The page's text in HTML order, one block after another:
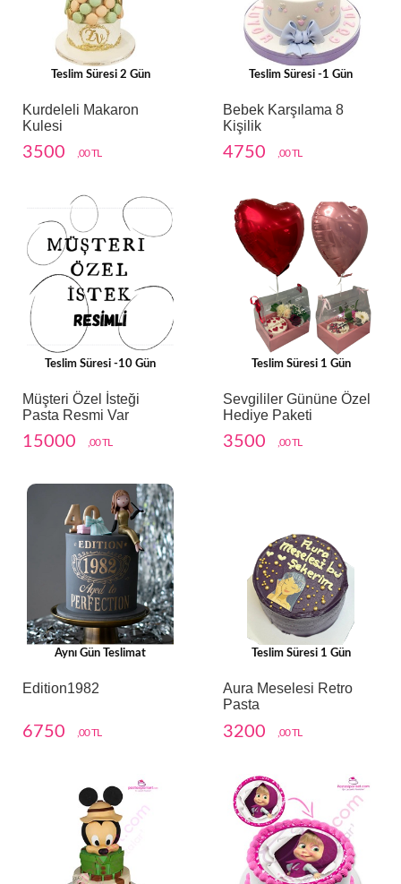
Teslim Süresi 2 Gün
Kurdeleli Makaron
Kulesi
3500 ,00 TL
Teslim Süresi -1 Gün
Bebek Karşılama 8
Kişilik
4750 ,00 TL
Teslim Süresi -10 Gün
Müşteri Özel İsteği
Pasta Resmi Var
15000 ,00 TL
Teslim Süresi 1 Gün
Sevgililer Gününe Özel
Hediye Paketi
3500 ,00 TL
Aynı Gün Teslimat
Edition1982
6750 ,00 TL
Teslim Süresi 1 Gün
Aura Meselesi Retro
Pasta
3200 ,00 TL